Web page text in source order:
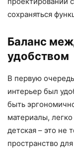
сохраняться
Баланс
удобством
В первую
интерьер был
быть
материалы,
детская – это не
пространство